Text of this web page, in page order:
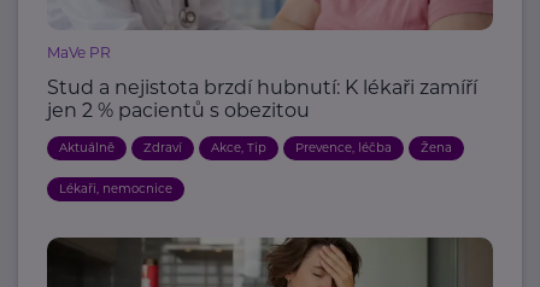
MaVe PR
Stud a nejistota brzdí hubnutí: K lékaři zamíří
jen 2 % pacientů s obezitou
Aktuálně Zdraví Akce, Tip Prevence, léčba Žena
Lékaři, nemocnice